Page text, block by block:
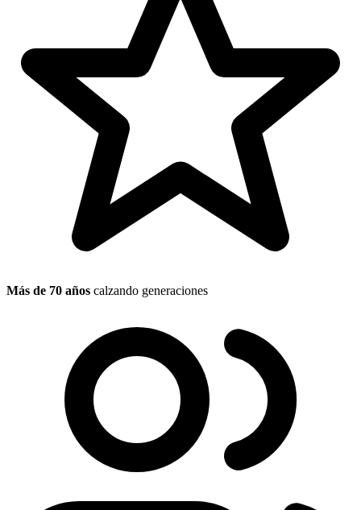
Más de 70 años calzando generaciones